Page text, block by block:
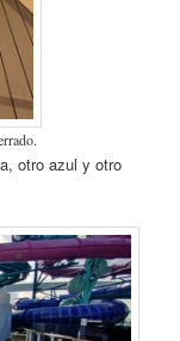
otro azul y otro